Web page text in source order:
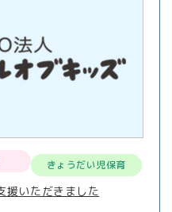
きょうだい児保育
援いただきました